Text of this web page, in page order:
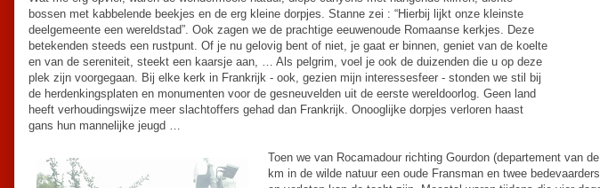
bossen met kabbelende beekjes en de erg kleine dorpjes. Stanne zei : “Hierbij lijkt onze kleinste
deelgemeente een wereldstad”. Ook zagen we de prachtige eeuwenoude Romaanse kerkjes. Deze
betekenden steeds een rustpunt. Of je nu gelovig bent of niet, je gaat er binnen, geniet van de koelte
en van de sereniteit, steekt een kaarsje aan, … Als pelgrim, voel je ook de duizenden die u op deze
plek zijn voorgegaan. Bij elke kerk in Frankrijk - ook, gezien mijn interessesfeer - stonden we stil bij
de herdenkingsplaten en monumenten voor de gesneuvelden uit de eerste wereldoorlog. Geen land
heeft verhoudingswijze meer slachtoffers gehad dan Frankrijk. Onooglijke dorpjes verloren haast
gans hun mannelijke jeugd …
Toen we van Rocamadour richting Gourdon (departement van
km in de wilde natuur een oude Fransman en twee